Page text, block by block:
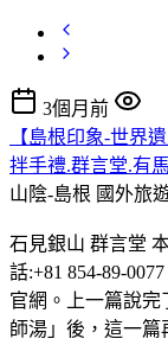
3個月前
【島根印象-世界
拌手禮.群言堂.有
山陰-島根 國外旅
石見銀山 群言堂
話:+81 854-89-
官網。上一篇說完
師湯」後，這一篇